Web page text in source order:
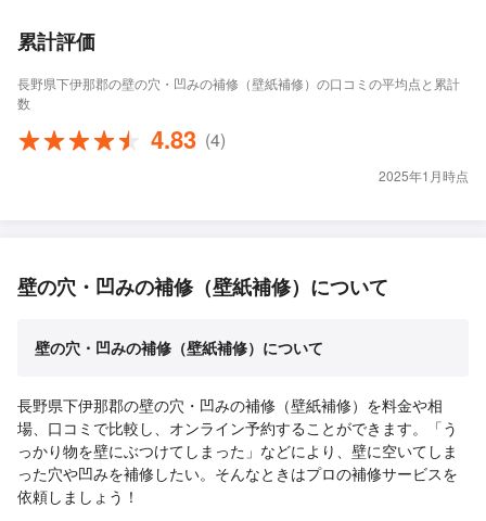
累計評価
長野県下伊那郡の壁の穴・凹みの補修（壁紙補修）の口コミの平均点と累計
数
4.83 (4)
2025年1月時点
壁の穴・凹みの補修（壁紙補修）について
壁の穴・凹みの補修（壁紙補修）について
長野県下伊那郡の壁の穴・凹みの補修（壁紙補修）を料金や相
場、口コミで比較し、オンライン予約することができます。「う
っかり物を壁にぶつけてしまった」などにより、壁に空いてしま
った穴や凹みを補修したい。そんなときはプロの補修サービスを
依頼しましょう！